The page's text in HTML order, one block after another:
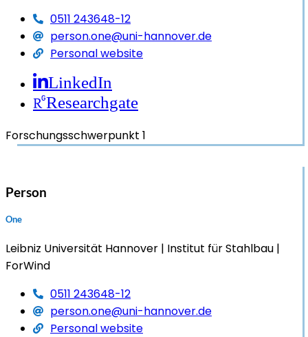
0511 243648-12
person.one@uni-hannover.de
Personal website
LinkedIn
Researchgate
Forschungsschwerpunkt 1
Person
One
Leibniz Universität Hannover
Institut für Stahlbau
ForWind
0511 243648-12
person.one@uni-hannover.de
Personal website